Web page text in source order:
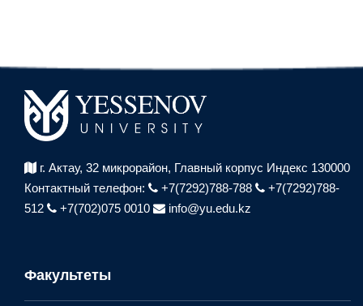
г. Актау, 32 микрорайон, Главный корпус Индекс 130000
Контактный телефон:
+7(7292)788-788
+7(7292)788-
512
+7(702)075 0010 info@yu.edu.kz
Факультеты